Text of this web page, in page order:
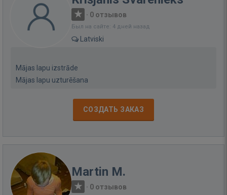
· 0 отзывов
Был на сайте: 4 дней назад
Latviski
Mājas lapu izstrāde
Mājas lapu uzturēšana
СОЗДАТЬ ЗАКАЗ
Martin M.
· 0 отзывов